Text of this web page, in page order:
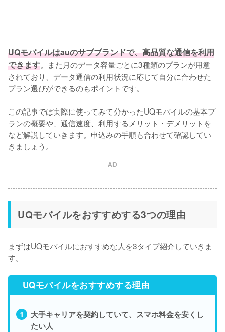
UQモバイルはauのサブブランドで、高品質な通信を利用
できます。また月のデータ容量ごとに3種類のプランが用意
されており、データ通信の利用状況に応じて自分に合わせた
プラン選びができるのもポイントです。
この記事では実際に使ってみて分かったUQモバイルの基本プ
ランの概要や、通信速度、利用するメリット・デメリットを
など解説していきます。申込みの手順も合わせて確認してい
きましょう。
AD
UQモバイルをおすすめする3つの理由
まずはUQモバイルにおすすめな人を3タイプ紹介していきま
す。
UQモバイルをおすすめする理由
大手キャリアを契約していて、スマホ料金を安くし
たい人